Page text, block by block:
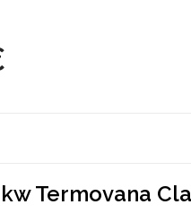
Termovana